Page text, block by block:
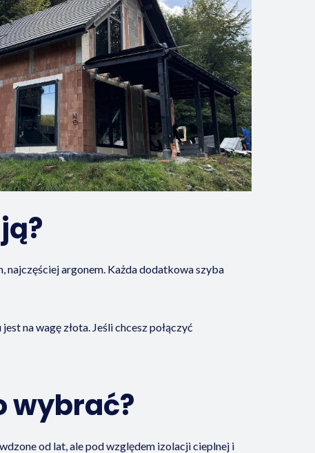
argonem. Każda dodatkowa szyba
na wagę złota. Jeśli chcesz połączyć
wybrać?
od lat, ale pod względem izolacji cieplnej i